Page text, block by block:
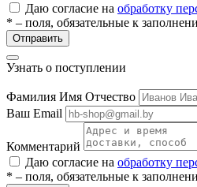
Даю согласие на обработку
* – поля, обязательные к
Отправить
Узнать о поступлении
Фамилия Имя Отчество
Ваш Email
Комментарий
Даю согласие на обработку
* – поля, обязательные к